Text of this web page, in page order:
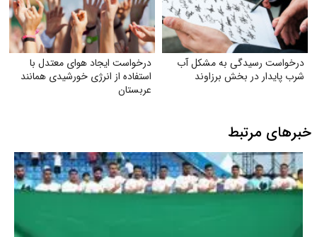
درخواست رسیدگی به مشکل آب
شرب ‌پایدار در بخش برزاوند
درخواست ایجاد هوای معتدل با
استفاده از انرژی خورشیدی همانند
عربستان
خبرهای مرتبط